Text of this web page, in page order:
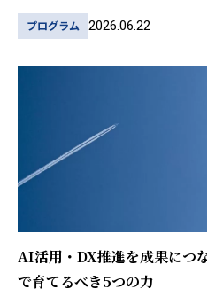
プログラム 2026.06.22
AI活用・DX推進を成果につ
で育てるべき5つの力